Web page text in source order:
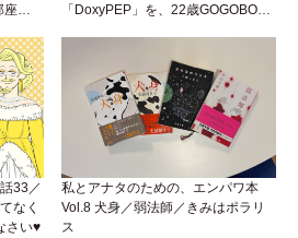
座
「DoxyPEP」を、22歳GOGOBOY
（Vol.26）
33／
なく
さい♥
私とアナタのための、エンパワ本
Vol.8 犬身／弱法師／きみはポラリ
ス